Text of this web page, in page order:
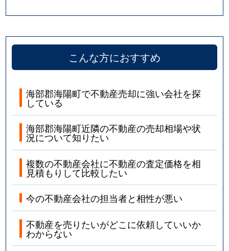
こんな方におすすめ
海部郡海陽町で不動産売却に強い会社を探
している
海部郡海陽町近隣の不動産の売却相場や状
況について知りたい
複数の不動産会社に不動産の査定価格を相
見積もりして比較したい
今の不動産会社の担当者と相性が悪い
不動産を売りたいがどこに依頼していいか
わからない